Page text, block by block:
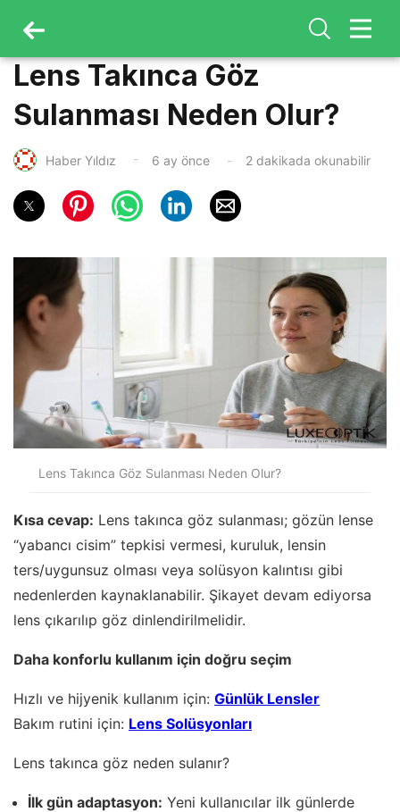
Lens Takınca Göz
Sulanması Neden Olur?
Haber Yıldız 6 ay önce 2 dakikada okunabilir
Lens Takınca Göz Sulanması Neden Olur?
Kısa cevap: Lens takınca göz sulanması; gözün lense
“yabancı cisim” tepkisi vermesi, kuruluk, lensin
ters/uygunsuz olması veya solüsyon kalıntısı gibi
nedenlerden kaynaklanabilir. Şikayet devam ediyorsa
lens çıkarılıp göz dinlendirilmelidir.
Daha konforlu kullanım için doğru seçim
Hızlı ve hijyenik kullanım için: Günlük Lensler
Bakım rutini için: Lens Solüsyonları
Lens takınca göz neden sulanır?
İlk gün adaptasyon: Yeni kullanıcılar ilk günlerde